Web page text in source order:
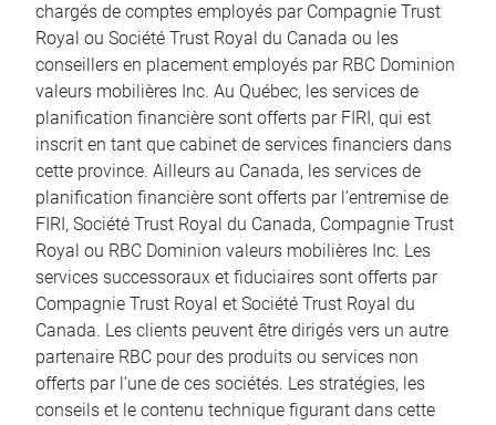
chargés de comptes employés par Compagnie Trust
Royal ou Société Trust Royal du Canada ou les
conseillers en placement employés par RBC Dominion
valeurs mobilières Inc. Au Québec, les services de
planification financière sont offerts par FIRI, qui est
inscrit en tant que cabinet de services financiers dans
cette province. Ailleurs au Canada, les services de
planification financière sont offerts par l’entremise de
FIRI, Société Trust Royal du Canada, Compagnie Trust
Royal ou RBC Dominion valeurs mobilières Inc. Les
services successoraux et fiduciaires sont offerts par
Compagnie Trust Royal et Société Trust Royal du
Canada. Les clients peuvent être dirigés vers un autre
partenaire RBC pour des produits ou services non
offerts par l’une de ces sociétés. Les stratégies, les
conseils et le contenu technique figurant dans cette